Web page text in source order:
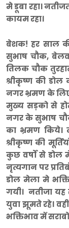
मे डूबा रहा।
कायम रहा।
बेशक! हर साल
सुभाष चौक, बेलवा
तिलक चौक
श्रीकृष्ण की
नगर भ्रमण के
मुख्य सड़को से
नगर के सुभाष
का भ्रमण
श्रीकृष्ण की
कुछ वर्षों से डोल
नृत्यगान पर
डोल मेला मे
गयी। नतीजा यह
युवा झूमते रहे। वही
भक्तिभाव में